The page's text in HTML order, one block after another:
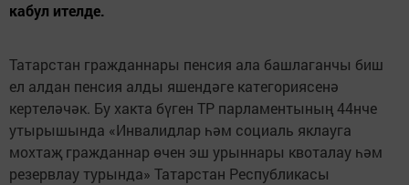
кабул ителде.
Татарстан гражданнары пенсия ала башлаганчы биш
ел алдан пенсия алды яшендәге категориясенә
кертеләчәк. Бу хакта бүген ТР парламентының 44нче
утырышында «Инвалидлар һәм социаль яклауга
мохтаҗ гражданнар өчен эш урыннары квоталау һәм
резервлау турында» Татарстан Республикасы